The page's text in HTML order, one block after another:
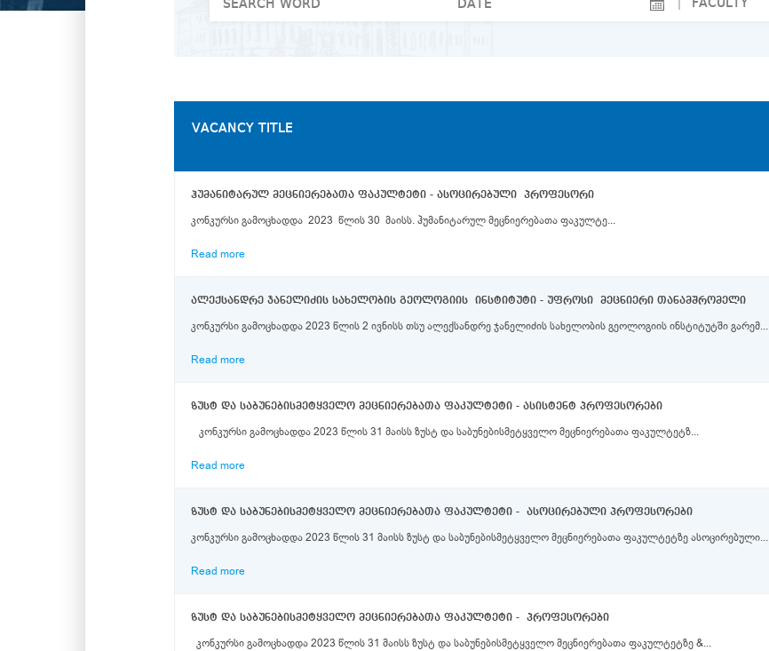
VACANCY TITLE
ჰუმანიტარულ მეცნიერებათა ფაკულტეტი - ასოცირებული პროფესორი
კონკურსი გამოცხადდა 2023 წლის 30 მაისს. ჰუმანიტარულ მეცნიერებათა ფაკულტე...
Read more
ალექსანდრე ჯანელიძის სახელობის გეოლოგიის ინსტიტუტი - უფროსი მეცნიერი თანამშრომელი
კონკურსი გამოცხადდა 2023 წლის 2 ივნისს თსუ ალექსანდრე ჯანელიძის სახელობის გეოლოგიის ინსტიტუტში გარემ...
Read more
ზუსტ და საბუნებისმეტყველო მეცნიერებათა ფაკულტეტი - ასისტენტ პროფესორები
კონკურსი გამოცხადდა 2023 წლის 31 მაისს ზუსტ და საბუნებისმეტყველო მეცნიერებათა ფაკულტეტზ...
Read more
ზუსტ და საბუნებისმეტყველო მეცნიერებათა ფაკულტეტი - ასოცირებული პროფესორები
კონკურსი გამოცხადდა 2023 წლის 31 მაისს ზუსტ და საბუნებისმეტყველო მეცნიერებათა ფაკულტეტზე ასოცირებული...
Read more
ზუსტ და საბუნებისმეტყველო მეცნიერებათა ფაკულტეტი - პროფესორები
კონკურსი გამოცხადდა 2023 წლის 31 მაისს ზუსტ და საბუნებისმეტყველო მეცნიერებათა ფაკულტეტზე &...